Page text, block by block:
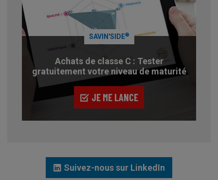
SAVIN'SIDE®
Achats de classe C : Tester
gratuitement votre niveau de maturité
JE ME LANCE
Suivez-nous sur LinkedIn